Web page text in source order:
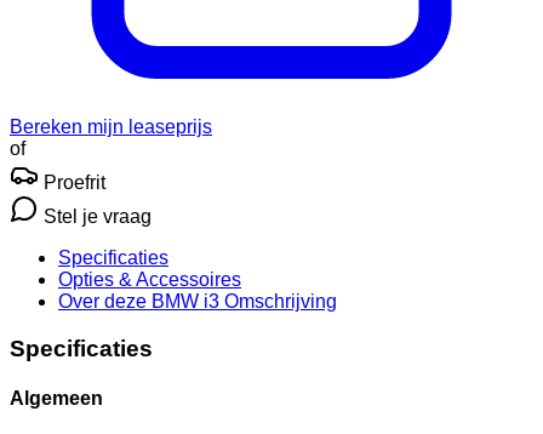
Bereken mijn leaseprijs
of
Proefrit
Stel je vraag
Specificaties
Opties & Accessoires
Over deze BMW i3 Omschrijving
Specificaties
Algemeen